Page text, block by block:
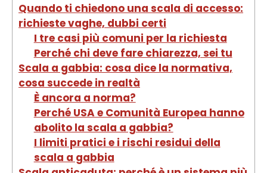
Quando ti chiedono una scala di accesso:
richieste vaghe, dubbi certi
I tre casi più comuni per la richiesta
Perché chi deve fare chiarezza, sei tu
Scala a gabbia: cosa dice la normativa,
cosa succede in realtà
È ancora a norma?
Perché USA e Comunità Europea hanno
abolito la scala a gabbia?
I limiti pratici e i rischi residui della
scala a gabbia